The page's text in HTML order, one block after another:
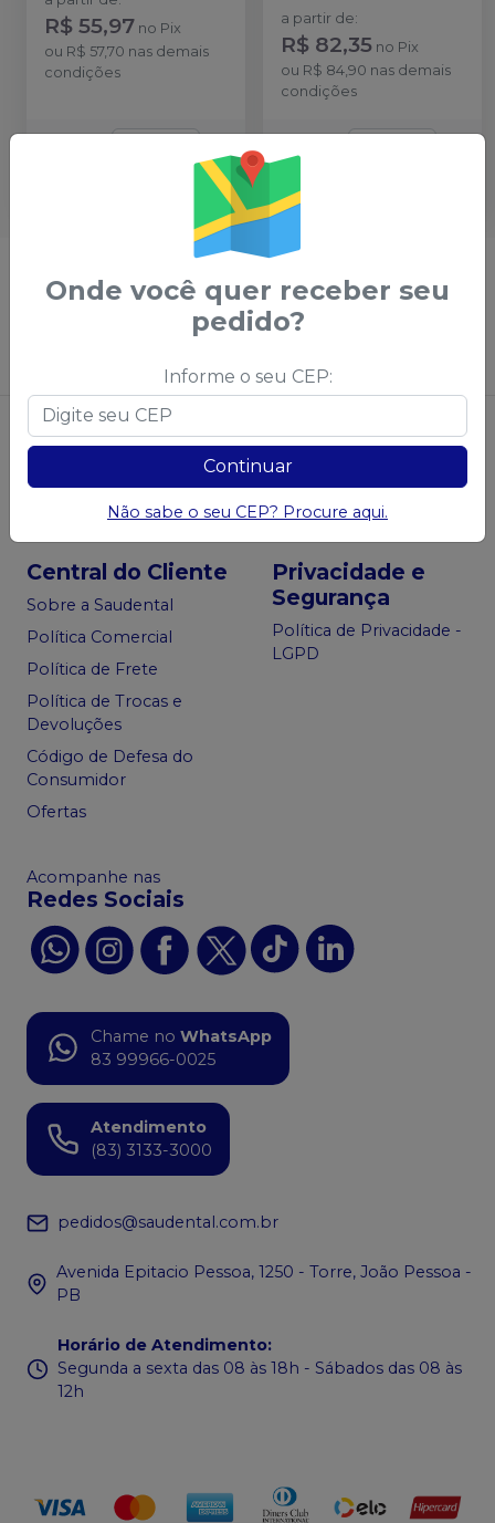
R$ 55,97 no Pix
ou R$ 57,70 nas demais
condições
a partir de:
R$ 82,35 no Pix
ou R$ 84,90 nas demais
condições
Saudental
Central do Cliente
Sobre a Saudental
Política Comercial
Política de Frete
Política de Trocas e
Devoluções
Código de Defesa do
Consumidor
Ofertas
Privacidade e
Segurança
Política de Privacidade -
LGPD
Acompanhe nas
Redes Sociais
Chame no WhatsApp
83 99966-0025
Atendimento
(83) 3133-3000
pedidos@saudental.com.br
Avenida Epitacio Pessoa, 1250 - Torre, João Pessoa -
PB
Horário de Atendimento:
Segunda a sexta das 08 às 18h - Sábados das 08 às
12h
Onde você quer receber seu
pedido?
Informe o seu CEP:
Continuar
Não sabe o seu CEP? Procure aqui.